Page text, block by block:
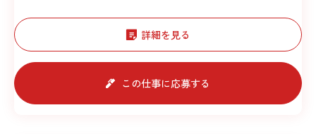
詳細を見る
この仕事に応募する